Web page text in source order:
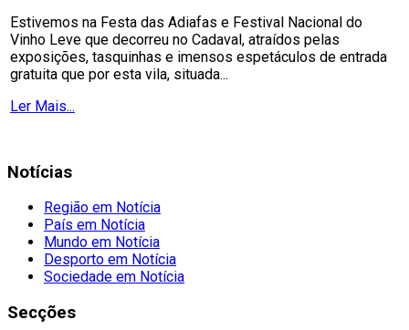
Estivemos na Festa das Adiafas e Festival Nacional do
Vinho Leve que decorreu no Cadaval, atraídos pelas
exposições, tasquinhas e imensos espetáculos de entrada
gratuita que por esta vila, situada...
Ler Mais...
Notícias
Região em Notícia
País em Notícia
Mundo em Notícia
Desporto em Notícia
Sociedade em Notícia
Secções